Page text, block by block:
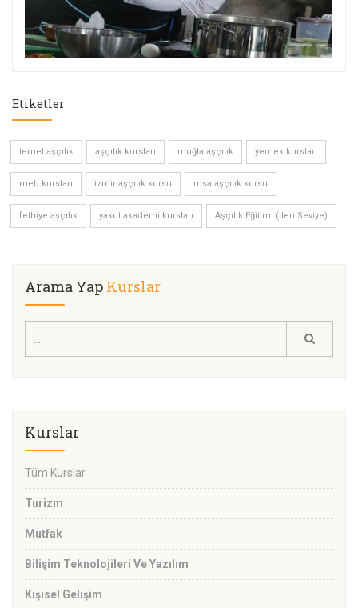
Etiketler
temel aşçılık aşçılık kursları muğla aşçılık yemek kursları
meb kursları izmir aşçılık kursu msa aşçılık kursu
fethiye aşçılık yakut akademi kursları Aşçılık Eğitimi (İleri Seviye)
Arama Yap Kurslar
Kurslar
Tüm Kurslar
Turizm
Mutfak
Bilişim Teknolojileri Ve Yazılım
Kişisel Gelişim